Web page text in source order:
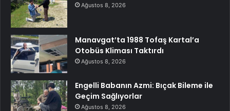
Ağustos 8, 2026
Manavgat’ta 1988 Tofaş Kartal’a
Otobüs Kliması Taktırdı
Ağustos 8, 2026
Engelli Babanın Azmi: Bıçak Bileme ile
Geçim Sağlıyorlar
Ağustos 8, 2026